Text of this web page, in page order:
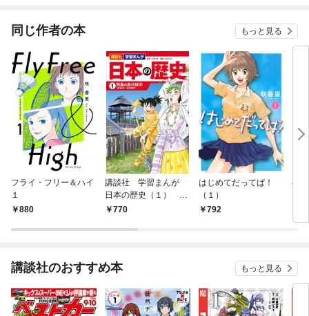
同じ作者の本 もっと見る
フライ・フリー＆ハイ
１
880
講談社 学習まんが
日本の歴史（１） 列
島のあけぼの
770
はじめてだってば！
（１）
792
春
講談社のおすすめ本 もっと見る